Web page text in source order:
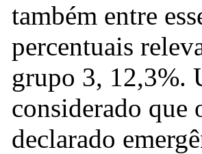
também entre
percentuais
grupo 3, 12,3%.
considerado que
declarado